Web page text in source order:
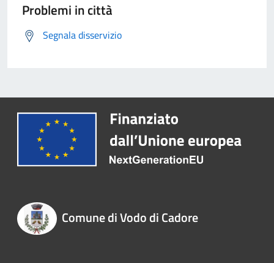
Problemi in città
Segnala disservizio
Comune di Vodo di Cadore